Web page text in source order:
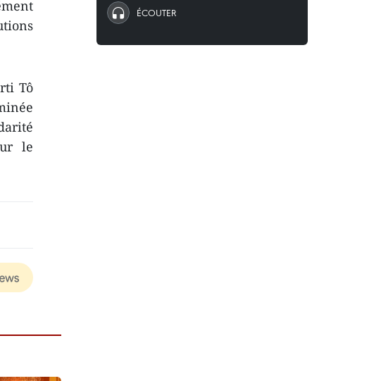
Tô
le
ÉCOUTER